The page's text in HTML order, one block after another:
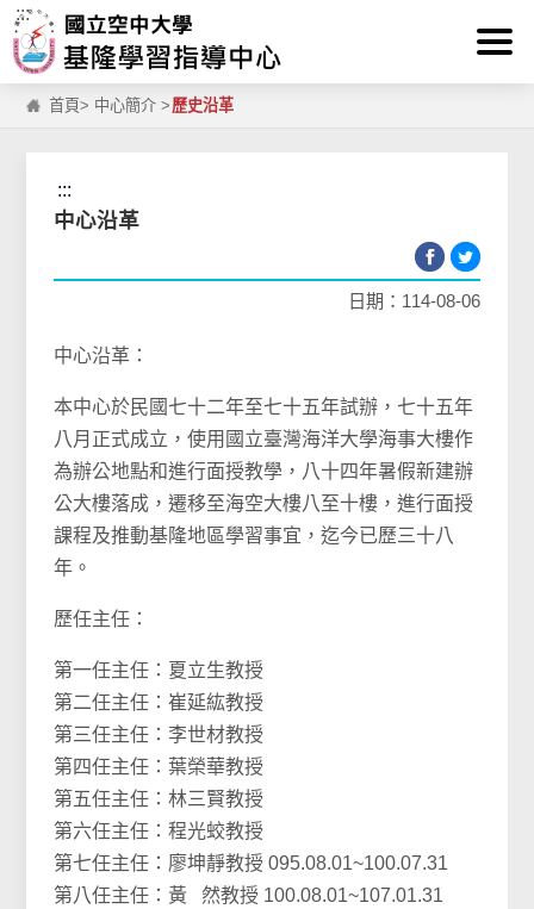
跳到主要內容區塊
:::
首頁> 中心簡介 > 歷史沿革
:::
中心沿革
日期：114-08-06
中心沿革：
本中心於民國七十二年至七十五年試辦，七十五年
八月正式成立，使用國立臺灣海洋大學海事大樓作
為辦公地點和進行面授教學，八十四年暑假新建辦
公大樓落成，遷移至海空大樓八至十樓，進行面授
課程及推動基隆地區學習事宜，迄今已歷三十八
年。
歷任主任：
第一任主任：夏立生教授
第二任主任：崔延紘教授
第三任主任：李世材教授
第四任主任：葉榮華教授
第五任主任：林三賢教授
第六任主任：程光蛟教授
第七任主任：廖坤靜教授 095.08.01~100.07.31
第八任主任：黃 然教授 100.08.01~107.01.31